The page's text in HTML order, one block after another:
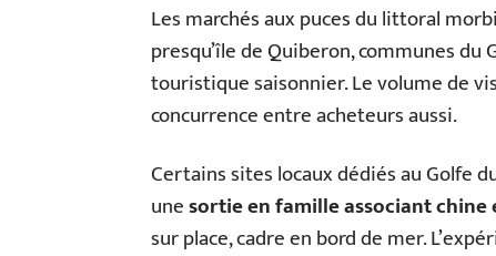
Les marchés aux puces du littoral
presqu’île de Quiberon, communes
touristique saisonnier. Le volume de
concurrence entre acheteurs aussi.
Certains sites locaux dédiés au Golfe
unesortie en famille associant chine
sur place, cadre en bord de mer.